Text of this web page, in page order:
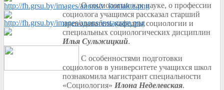
О социологии как науке, о профессии
социолога учащимся рассказал старший
преподаватель кафедры социологии и
специальных социологических дисциплин
Илья Сульжицкий.
С особенностями подготовки
социологов в университете учащихся школ
познакомила магистрант специальности
«Социология» Илона Неделевская.